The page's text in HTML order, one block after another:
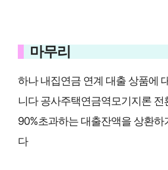
마무리
하나 내집연금 연계 대출 상품에
니다 공사주택연금역모기지론 전
90%초과하는 대출잔액을 상환하
다